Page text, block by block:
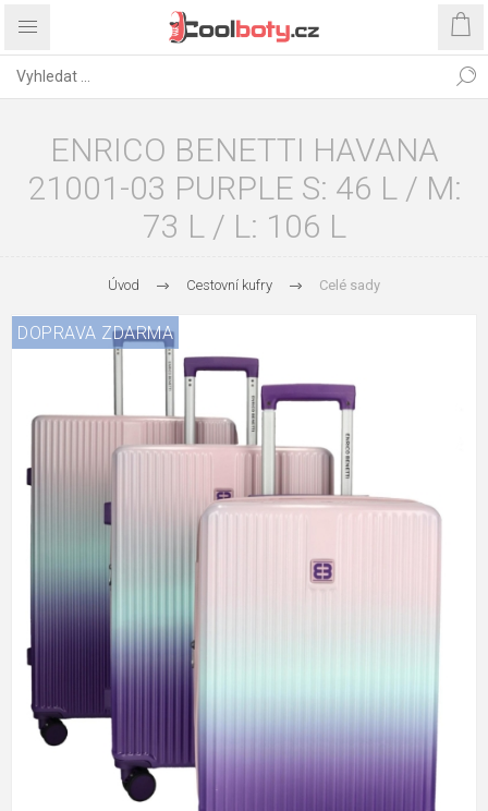
ENRICO BENETTI HAVANA
21001-03 PURPLE S: 46 L / M:
73 L / L: 106 L
Úvod Cestovní kufry Celé sady
DOPRAVA ZDARMA